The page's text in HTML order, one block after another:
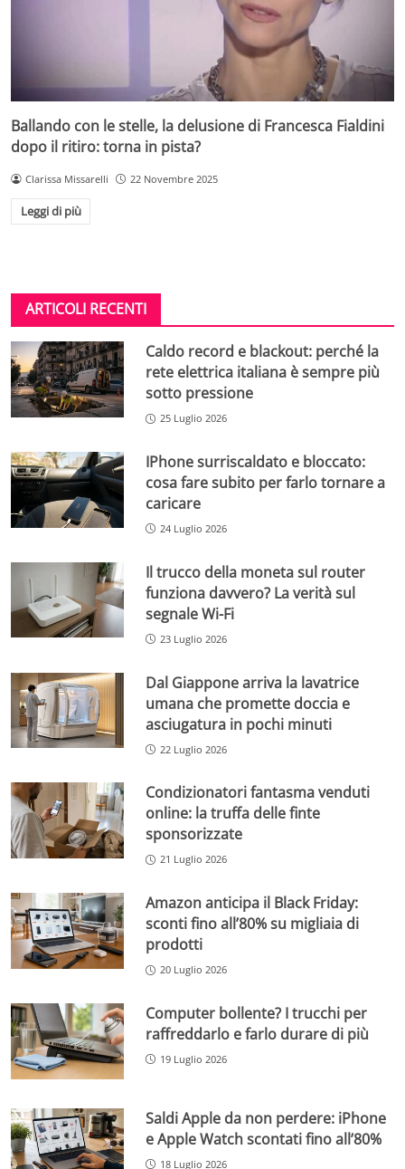
Ballando con le stelle, la delusione di Francesca Fialdini
dopo il ritiro: torna in pista?
Clarissa Missarelli 22 Novembre 2025
Leggi di più
ARTICOLI RECENTI
Caldo record e blackout: perché la
rete elettrica italiana è sempre più
sotto pressione
25 Luglio 2026
IPhone surriscaldato e bloccato:
cosa fare subito per farlo tornare a
caricare
24 Luglio 2026
Il trucco della moneta sul router
funziona davvero? La verità sul
segnale Wi-Fi
23 Luglio 2026
Dal Giappone arriva la lavatrice
umana che promette doccia e
asciugatura in pochi minuti
22 Luglio 2026
Condizionatori fantasma venduti
online: la truffa delle finte
sponsorizzate
21 Luglio 2026
Amazon anticipa il Black Friday:
sconti fino all’80% su migliaia di
prodotti
20 Luglio 2026
Computer bollente? I trucchi per
raffreddarlo e farlo durare di più
19 Luglio 2026
Saldi Apple da non perdere: iPhone
e Apple Watch scontati fino all’80%
18 Luglio 2026